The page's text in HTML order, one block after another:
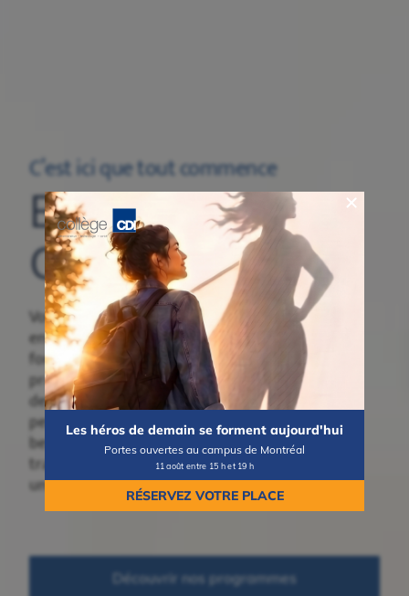
Les héros de demain se forment aujourd'hui
Portes ouvertes au campus de Montréal
11 août entre 15 h et 19 h
RÉSERVEZ VOTRE PLACE
C’est ici que tout commence
Bienvenue au
Collège CDI
Vous songez à
entreprendre une
formation collégiale ou
professionnelle? Découvrez
des programmes concrets,
pensés pour répondre aux
besoins du marché du
travail et vous mener vers
une carrière valorisante.
Découvrir nos programmes